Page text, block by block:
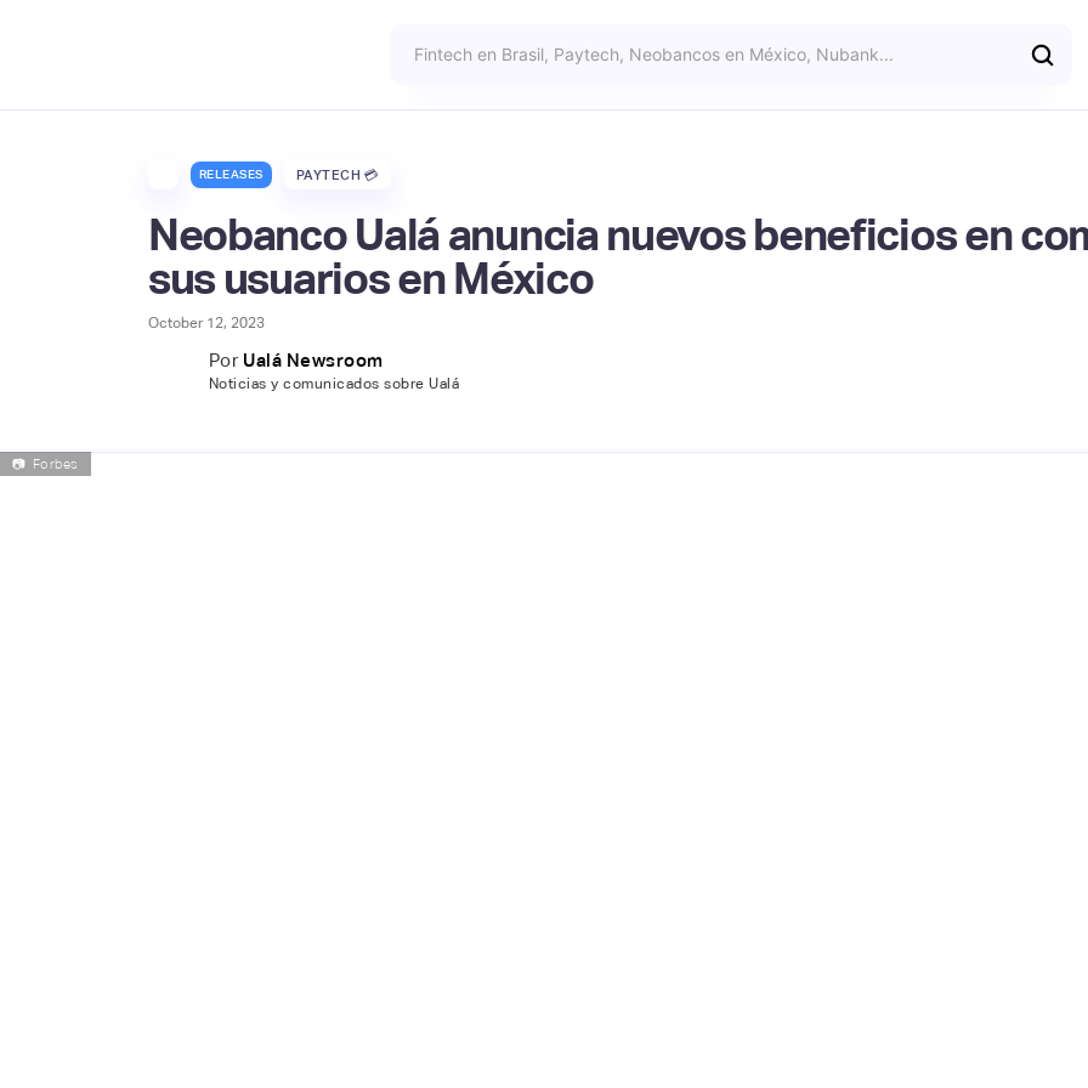
RELEASES PAYTECH 💳
Neobanco Ualá anuncia nuevos beneficios en
sus usuarios en México
October 12, 2023
Por Ualá Newsroom
Noticias y comunicados sobre Ualá
📷 Forbes